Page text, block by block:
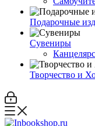
Подарочные
Сувениры
Творчество и